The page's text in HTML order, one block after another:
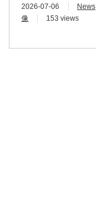
2026-07-06 News
像
153 views